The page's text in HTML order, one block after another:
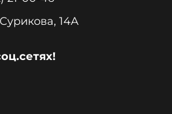
ул.Сурикова, 14А